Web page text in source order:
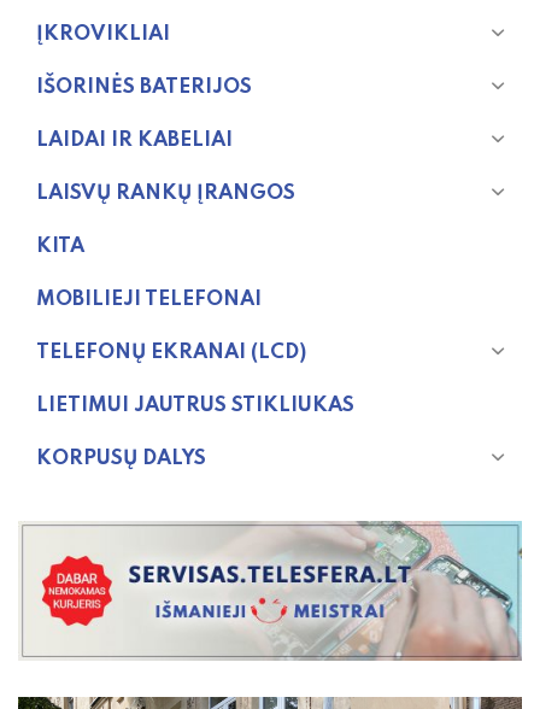
ĮKROVIKLIAI
IŠORINĖS BATERIJOS
LAIDAI IR KABELIAI
LAISVŲ RANKŲ ĮRANGOS
KITA
MOBILIEJI TELEFONAI
TELEFONŲ EKRANAI (LCD)
LIETIMUI JAUTRUS STIKLIUKAS
KORPUSŲ DALYS